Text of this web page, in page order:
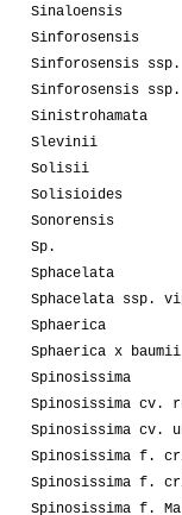
Sinaloensis
Sinforosensis
Sinforosensis
Sinforosensis ssp.
Sinistrohamata
Slevinii
Solisii
Solisioides
Sonorensis
Sp.
Sphacelata
Sphacelata ssp.
Sphaerica
Sphaerica x baumii
Spinosissima
Spinosissima cv.
Spinosissima cv.
Spinosissima f.
Spinosissima f.
Spinosissima f.